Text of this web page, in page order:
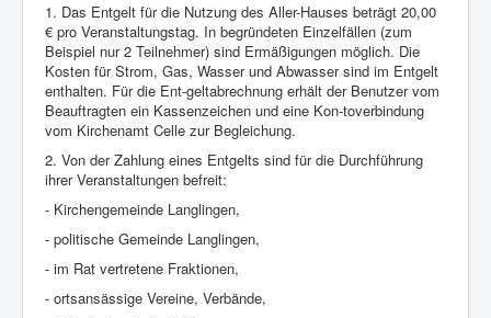
1. Das Entgelt für die Nutzung des Aller-Hauses beträgt 20,00
€ pro Veranstaltungstag. In begründeten Einzelfällen (zum
Beispiel nur 2 Teilnehmer) sind Ermäßigungen möglich. Die
Kosten für Strom, Gas, Wasser und Abwasser sind im Entgelt
enthalten. Für die Ent-geltabrechnung erhält der Benutzer vom
Beauftragten ein Kassenzeichen und eine Kon-toverbindung
vom Kirchenamt Celle zur Begleichung.
2. Von der Zahlung eines Entgelts sind für die Durchführung
ihrer Veranstaltungen befreit:
- Kirchengemeinde Langlingen,
- politische Gemeinde Langlingen,
- im Rat vertretene Fraktionen,
- ortsansässige Vereine, Verbände,